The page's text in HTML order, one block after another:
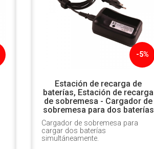
-5%
Estación de recarga de
baterías, Estación de recarga
de sobremesa - Cargador de
sobremesa para dos baterías
Cargador de sobremesa para
cargar dos baterías
simultáneamente.